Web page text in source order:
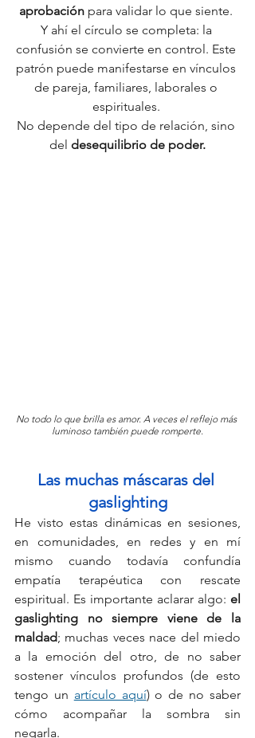
aprobación para validar lo que siente.
Y ahí el círculo se completa: la
confusión se convierte en control. Este
patrón puede manifestarse en vínculos
de pareja, familiares, laborales o
espirituales.
No depende del tipo de relación, sino
del desequilibrio de poder.
No todo lo que brilla es amor. A veces el reflejo más
luminoso también puede romperte.
Las muchas máscaras del
gaslighting
He visto estas dinámicas en sesiones,
en comunidades, en redes y en mí
mismo cuando todavía confundía
empatía terapéutica con rescate
espiritual. Es importante aclarar algo: el
gaslighting no siempre viene de la
maldad; muchas veces nace del miedo
a la emoción del otro, de no saber
sostener vínculos profundos (de esto
tengo un artículo aquí) o de no saber
cómo acompañar la sombra sin
negarla.